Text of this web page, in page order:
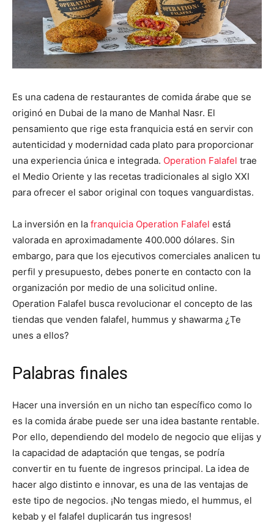
Es una cadena de restaurantes de comida árabe que se
originó en Dubai de la mano de Manhal Nasr. El
pensamiento que rige esta franquicia está en servir con
autenticidad y modernidad cada plato para proporcionar
una experiencia única e integrada. Operation Falafel trae
el Medio Oriente y las recetas tradicionales al siglo XXI
para ofrecer el sabor original con toques vanguardistas.
La inversión en la franquicia Operation Falafel está
valorada en aproximadamente 400.000 dólares. Sin
embargo, para que los ejecutivos comerciales analicen tu
perfil y presupuesto, debes ponerte en contacto con la
organización por medio de una solicitud online.
Operation Falafel busca revolucionar el concepto de las
tiendas que venden falafel, hummus y shawarma ¿Te
unes a ellos?
Palabras finales
Hacer una inversión en un nicho tan específico como lo
es la comida árabe puede ser una idea bastante rentable.
Por ello, dependiendo del modelo de negocio que elijas y
la capacidad de adaptación que tengas, se podría
convertir en tu fuente de ingresos principal. La idea de
hacer algo distinto e innovar, es una de las ventajas de
este tipo de negocios. ¡No tengas miedo, el hummus, el
kebab y el falafel duplicarán tus ingresos!